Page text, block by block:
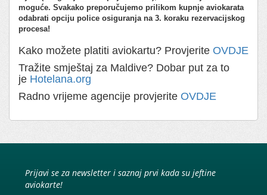
moguće. Svakako preporučujemo prilikom kupnje aviokarata
odabrati opciju police osiguranja na 3. koraku rezervacijskog
procesa!
Kako možete platiti aviokartu? Provjerite OVDJE
Tražite smještaj za Maldive? Dobar put za to
je Hotelana.org
Radno vrijeme agencije provjerite OVDJE
Prijavi se za newsletter i saznaj prvi kada su jeftine
aviokarte!